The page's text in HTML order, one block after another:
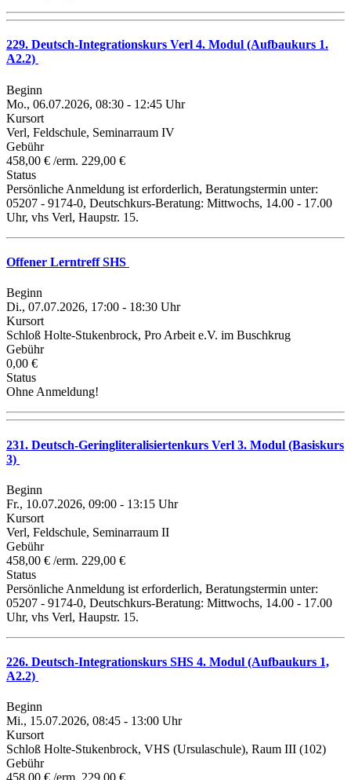
229. Deutsch-Integrationskurs Verl 4. Modul (Aufbaukurs 1.
A2.2)
Beginn
Mo., 06.07.2026, 08:30 - 12:45 Uhr
Kursort
Verl, Feldschule, Seminarraum IV
Gebühr
458,00 € /erm. 229,00 €
Status
Persönliche Anmeldung ist erforderlich, Beratungstermin unter:
05207 - 9174-0, Deutschkurs-Beratung: Mittwochs, 14.00 - 17.00
Uhr, vhs Verl, Haupstr. 15.
Offener Lerntreff SHS
Beginn
Di., 07.07.2026, 17:00 - 18:30 Uhr
Kursort
Schloß Holte-Stukenbrock, Pro Arbeit e.V. im Buschkrug
Gebühr
0,00 €
Status
Ohne Anmeldung!
231. Deutsch-Geringliteralisiertenkurs Verl 3. Modul (Basiskurs
3)
Beginn
Fr., 10.07.2026, 09:00 - 13:15 Uhr
Kursort
Verl, Feldschule, Seminarraum II
Gebühr
458,00 € /erm. 229,00 €
Status
Persönliche Anmeldung ist erforderlich, Beratungstermin unter:
05207 - 9174-0, Deutschkurs-Beratung: Mittwochs, 14.00 - 17.00
Uhr, vhs Verl, Haupstr. 15.
226. Deutsch-Integrationskurs SHS 4. Modul (Aufbaukurs 1,
A2.2)
Beginn
Mi., 15.07.2026, 08:45 - 13:00 Uhr
Kursort
Schloß Holte-Stukenbrock, VHS (Ursulaschule), Raum III (102)
Gebühr